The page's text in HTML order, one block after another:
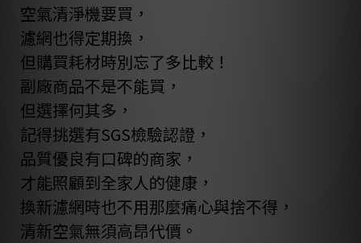
空氣清淨機要買，
濾網也得定期換，
但購買耗材時別忘了多比較！
副廠商品不是不能買，
但選擇何其多，
記得挑選有SGS檢驗認證，
品質優良有口碑的商家，
才能照顧到全家人的健康，
換新濾網時也不用那麼痛心與捨不得，
清新空氣無須高昂代價。